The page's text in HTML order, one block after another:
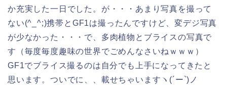
か充実した一日でした。が・・・あまり写真を撮って
ない(^_^;)携帯とGF1は撮ったんですけど、変デジ写真
が少なかった・・・で、多肉植物とブライスの写真で
す（毎度毎度趣味の世界でごめんなさいねｗｗｗ）
GF1でブライス撮るのは自分でも上手になってきたと
思います。ついでに、、載せちゃいますヽ(´ー`)ノ